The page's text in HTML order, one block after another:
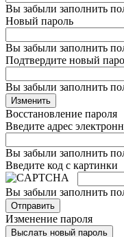
Вы забыли заполнить
Новый пароль
Вы забыли заполнить
Подтвердите новый
Вы забыли заполнить
Изменить
Восстановление пароля
Введите адрес
Вы забыли заполнить
Введите код с картинки
Вы забыли заполнить
Отправить
Изменение пароля
Выслать новый пароль